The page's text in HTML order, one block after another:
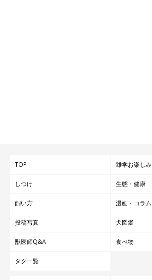
TOP 雑学お楽しみ
しつけ 生態・健康
飼い方 漫画・コラム
投稿写真 犬図鑑
獣医師Q&A 食べ物
タグ一覧